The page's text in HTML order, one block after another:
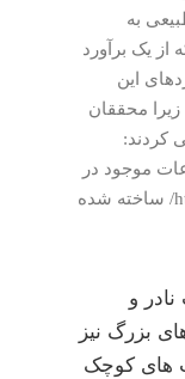
به
یک برآورد
این
محققان
کردند:
اطلاعات موجود در
http://www.equality-of-opportunity.org/ ساخته شده
و
بزرگ نیز
های کوچک